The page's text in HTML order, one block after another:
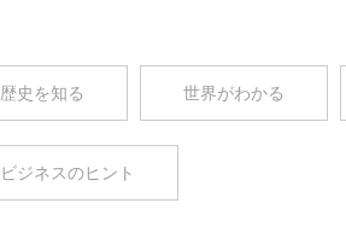
歴史を知る 世界がわかる
ビジネスのヒント